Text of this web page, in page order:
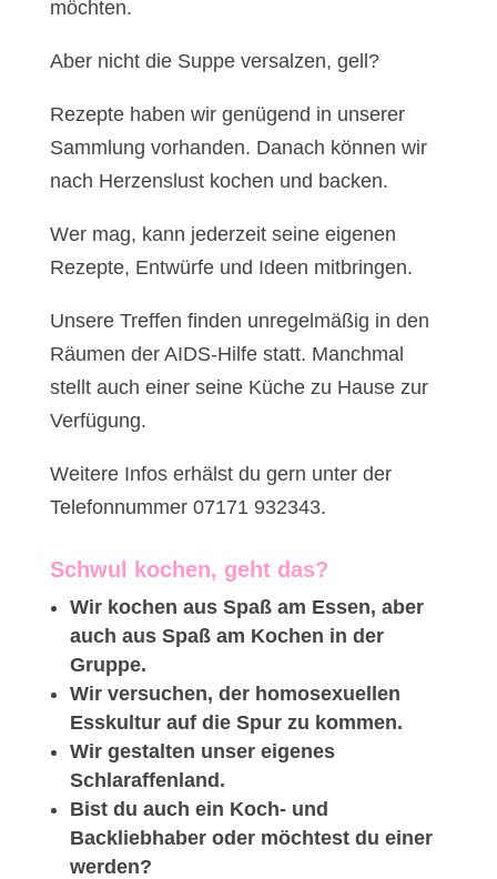
möchten.
Aber nicht die Suppe versalzen, gell?
Rezepte haben wir genügend in unserer
Sammlung vorhanden. Danach können wir
nach Herzenslust kochen und backen.
Wer mag, kann jederzeit seine eigenen
Rezepte, Entwürfe und Ideen mitbringen.
Unsere Treffen finden unregelmäßig in den
Räumen der AIDS-Hilfe statt. Manchmal
stellt auch einer seine Küche zu Hause zur
Verfügung.
Weitere Infos erhälst du gern unter der
Telefonnummer 07171 932343.
Schwul kochen, geht das?
Wir kochen aus Spaß am Essen, aber
auch aus Spaß am Kochen in der
Gruppe.
Wir versuchen, der homosexuellen
Esskultur auf die Spur zu kommen.
Wir gestalten unser eigenes
Schlaraffenland.
Bist du auch ein Koch- und
Backliebhaber oder möchtest du einer
werden?